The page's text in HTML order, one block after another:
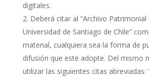
digitales.
Deberá citar al “Archivo Patrimonial
Universidad de Santiago de Chile”
material, cualquiera sea la forma de
difusión que este adopte. Del mismo
utilizar las siguientes citas abreviadas: